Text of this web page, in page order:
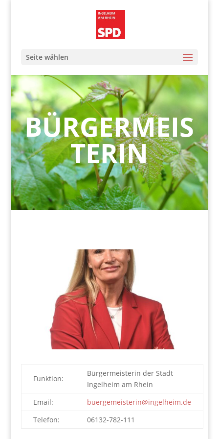
Seite wählen
BÜRGERMEIS
TERIN
Funktion:
Bürgermeisterin der Stadt
Ingelheim am Rhein
Email:
buergemeisterin@ingelheim.de
Telefon:
06132-782-111